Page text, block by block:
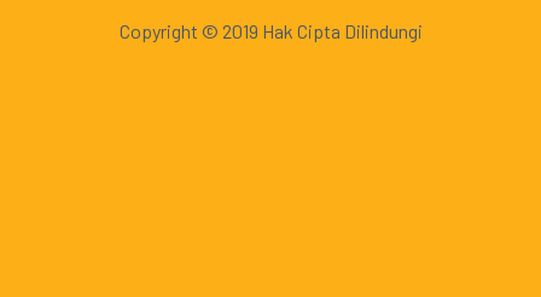
Copyright © 2019 Hak Cipta Dilindungi